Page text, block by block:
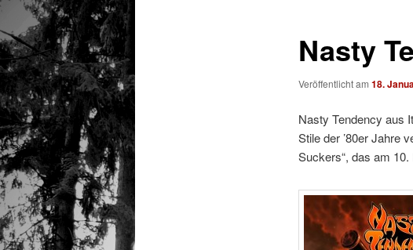
Nasty
Veröffentlicht am 18.
Nasty Tendency aus
Stile der ’80er Jahre
Suckers“, das am